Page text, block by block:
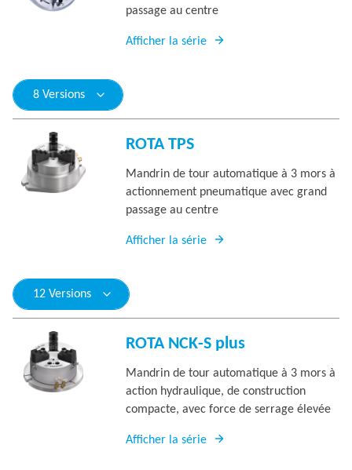
passage au centre
Afficher la série
8 Versions
ROTA TPS
Mandrin de tour automatique à 3 mors à
actionnement pneumatique avec grand
passage au centre
Afficher la série
12 Versions
ROTA NCK-S plus
Mandrin de tour automatique à 3 mors à
action hydraulique, de construction
compacte, avec force de serrage élevée
Afficher la série